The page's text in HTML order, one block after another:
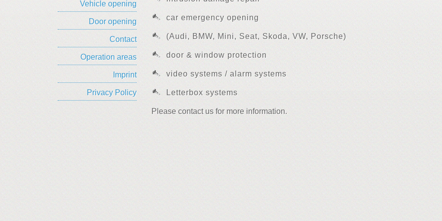
Vehicle opening
Door opening
Contact
Operation areas
Imprint
Privacy Policy
car emergency opening
(Audi, BMW, Mini, Seat, Skoda, VW, Porsche)
door & window protection
video systems / alarm systems
Letterbox systems
Please contact us for more information.